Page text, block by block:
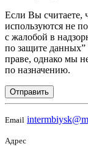
Если Вы считаете,
используются не
с жалобой в
по защите
праве, однако мы
по назначению.
Отправить
Email
Адрес